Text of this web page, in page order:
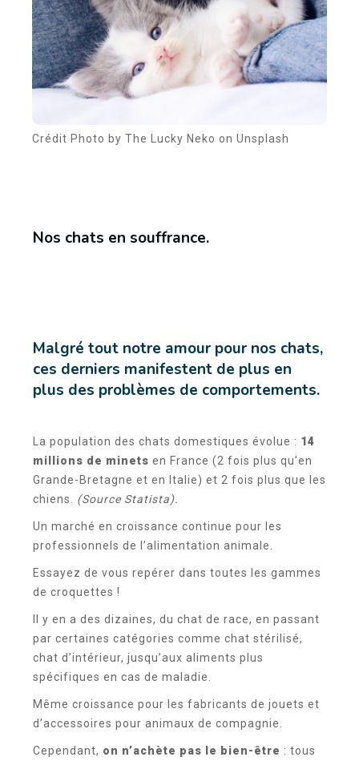
Crédit Photo by The Lucky Neko on Unsplash
Nos chats en souffrance.
Malgré tout notre amour pour nos chats,
ces derniers manifestent de plus en
plus des problèmes de comportements.
La population des chats domestiques évolue : 14
millions de minets en France (2 fois plus qu’en
Grande-Bretagne et en Italie) et 2 fois plus que les
chiens. (Source Statista).
Un marché en croissance continue pour les
professionnels de l’alimentation animale.
Essayez de vous repérer dans toutes les gammes
de croquettes !
Il y en a des dizaines, du chat de race, en passant
par certaines catégories comme chat stérilisé,
chat d’intérieur, jusqu’aux aliments plus
spécifiques en cas de maladie.
Même croissance pour les fabricants de jouets et
d’accessoires pour animaux de compagnie.
Cependant, on n’achète pas le bien-être : tous